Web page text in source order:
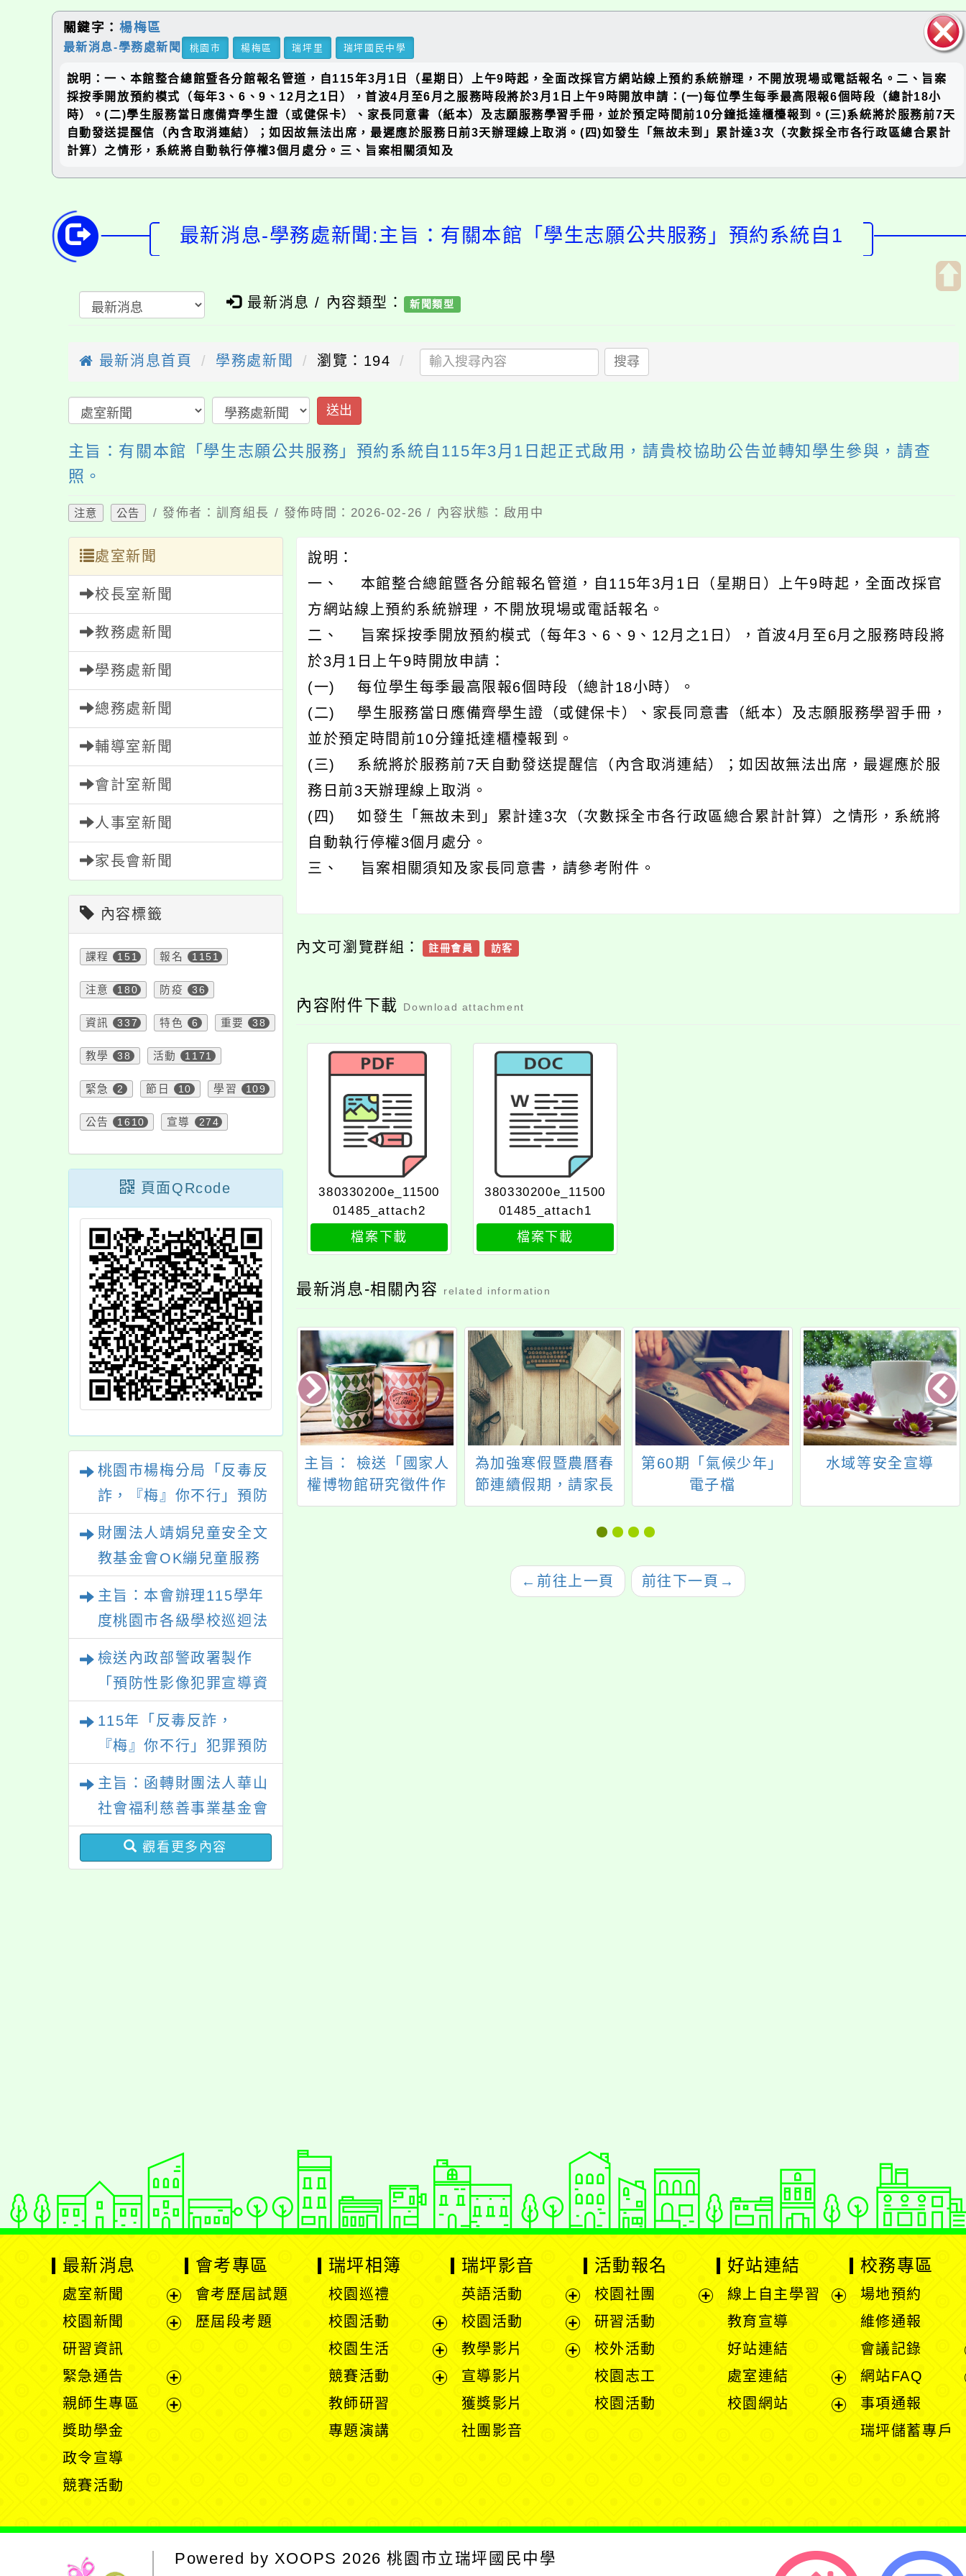
塊
關鍵字： 楊梅區
最新消息-學務處新聞 桃園市 楊梅區 瑞坪里 瑞坪國民中學
說明：一、本館整合總館暨各分館報名管道，自115年3月1日（星期日）上午9時起，全面改採官方網站線上預約系統辦理，不開放現場或電話報名。二、旨案
採按季開放預約模式（每年3、6、9、12月之1日），首波4月至6月之服務時段將於3月1日上午9時開放申請：(一)每位學生每季最高限報6個時段（總計18小
時）。(二)學生服務當日應備齊學生證（或健保卡）、家長同意書（紙本）及志願服務學習手冊，並於預定時間前10分鐘抵達櫃檯報到。(三)系統將於服務前7天
自動發送提醒信（內含取消連結）；如因故無法出席，最遲應於服務日前3天辦理線上取消。(四)如發生「無故未到」累計達3次（次數採全市各行政區總合累計
計算）之情形，系統將自動執行停權3個月處分。三、旨案相關須知及
最新消息-學務處新聞:主旨：有關本館「學生志願公共服務」預約系統自1
最新消息 / 內容類型： 新聞類型
最新消息首頁 學務處新聞 瀏覽：194 搜尋
送出
主旨：有關本館「學生志願公共服務」預約系統自115年3月1日起正式啟用，請貴校協助公告並轉知學生參與，請查
照。
注意 公告 / 發佈者：訓育組長 / 發佈時間：2026-02-26 / 內容狀態：啟用中
處室新聞
校長室新聞
教務處新聞
學務處新聞
總務處新聞
輔導室新聞
會計室新聞
人事室新聞
家長會新聞
內容標籤
課程 151 報名 1151
注意 180 防疫 36
資訊 337 特色 6 重要 38
教學 38 活動 1171
緊急 2 節日 10 學習 109
公告 1610 宣導 274
頁面QRcode
桃園市楊梅分局「反毒反
詐，『梅』你不行」預防
財團法人靖娟兒童安全文
教基金會OK繃兒童服務
主旨：本會辦理115學年
度桃園市各級學校巡迴法
後回覆本會，以利課程安
排專業講師，請查照。
檢送內政部警政署製作
「預防性影像犯罪宣導資
115年「反毒反詐，
『梅』你不行」犯罪預防
主旨：函轉財團法人華山
社會福利慈善事業基金會
所送校園敬老宣傳活動資
料，請貴校多加利用，請
觀看更多內容
說明：
一、 本館整合總館暨各分館報名管道，自115年3月1日（星期日）上午9時起，全面改採官
方網站線上預約系統辦理，不開放現場或電話報名。
二、 旨案採按季開放預約模式（每年3、6、9、12月之1日），首波4月至6月之服務時段將
於3月1日上午9時開放申請：
(一) 每位學生每季最高限報6個時段（總計18小時）。
(二) 學生服務當日應備齊學生證（或健保卡）、家長同意書（紙本）及志願服務學習手冊，
並於預定時間前10分鐘抵達櫃檯報到。
(三) 系統將於服務前7天自動發送提醒信（內含取消連結）；如因故無法出席，最遲應於服
務日前3天辦理線上取消。
(四) 如發生「無故未到」累計達3次（次數採全市各行政區總合累計計算）之情形，系統將
自動執行停權3個月處分。
三、 旨案相關須知及家長同意書，請參考附件。
內文可瀏覽群組： 註冊會員 訪客
內容附件下載 Download attachment
380330200e_11500
01485_attach2
檔案下載
380330200e_11500
01485_attach1
檔案下載
最新消息-相關內容 related information
113學年度寒假
給全市高國中
生家長的一封
四防齊心、校園安心
主旨： 檢送「國家人
權博物館研究徵件作
業要點」1份，請查
為加強寒假暨農曆春
節連續假期，請家長
共同留意學童水域遊
第60期「氣候少年」
電子檔
水域等安全宣導
← 前往上一頁 前往下一頁 →
網站設計：Neil網站設計工坊
Xoops網站設計者：
最新消息
處室新聞
展
單
校園新聞
選
單
研習資訊
緊急通告
展
親師生專區
獎助學金
政令宣導
競賽活動
會考專區
會考歷屆試題
歷屆段考題
瑞坪相簿
校園巡禮
校園活動
展
選
校園生活
展
競賽活動
教師研習
專題演講
瑞坪影音
英語活動
展
選
校園活動
展
教學影片
宣導影片
獲獎影片
社團影音
活動報名
校園社團
研習活動
校外活動
校園志工
校園活動
好站連結
線上自主學習
單
教育宣導
好站連結
處室連結
展
校園網站
校務專區
場地預約
維修通報
會議記錄
網站FAQ
事項通報
瑞坪儲蓄專戶
Powered by XOOPS 2026桃園市立瑞坪國民中學